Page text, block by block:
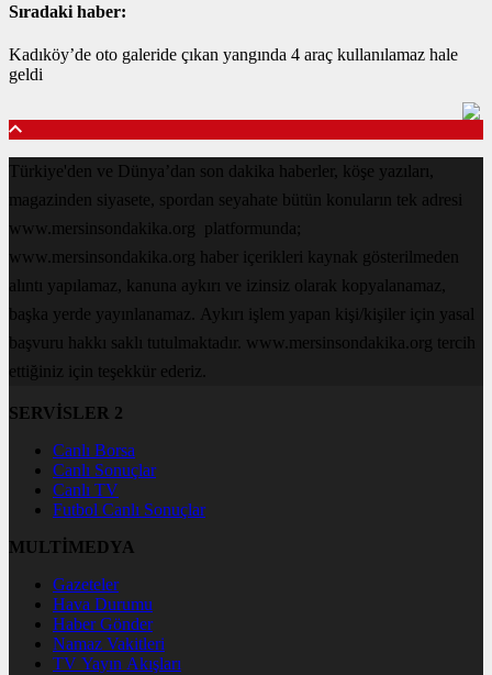
Sıradaki haber:
Kadıköy’de oto galeride çıkan yangında 4 araç kullanılamaz hale
geldi
Türkiye'den ve Dünya’dan son dakika haberler, köşe yazıları,
magazinden siyasete, spordan seyahate bütün konuların tek adresi
www.mersinsondakika.org platformunda;
www.mersinsondakika.org haber içerikleri kaynak gösterilmeden
alıntı yapılamaz, kanuna aykırı ve izinsiz olarak kopyalanamaz,
başka yerde yayınlanamaz. Aykırı işlem yapan kişi/kişiler için yasal
başvuru hakkı saklı tutulmaktadır. www.mersinsondakika.org tercih
ettiğiniz için teşekkür ederiz.
SERVİSLER 2
Canlı Borsa
Canlı Sonuçlar
Canlı TV
Futbol Canlı Sonuçlar
MULTİMEDYA
Gazeteler
Hava Durumu
Haber Gönder
Namaz Vakitleri
TV Yayın Akışları